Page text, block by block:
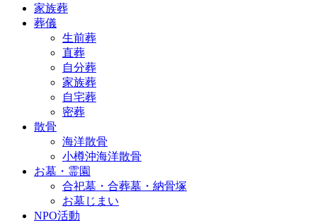
家族葬
葬儀
生前葬
直葬
自分葬
家族葬
自宅葬
密葬
散骨
海洋散骨
小樽沖海洋散骨
お墓・霊園
合祀墓・合葬墓・納骨塚
お墓じまい
NPO活動